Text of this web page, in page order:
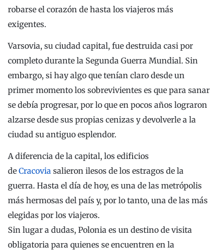
robarse el corazón de hasta los viajeros más
exigentes.
Varsovia, su ciudad capital, fue destruida casi por
completo durante la Segunda Guerra Mundial. Sin
embargo, si hay algo que tenían claro desde un
primer momento los sobrevivientes es que para sanar
se debía progresar, por lo que en pocos años lograron
alzarse desde sus propias cenizas y devolverle a la
ciudad su antiguo esplendor.
A diferencia de la capital, los edificios
de Cracovia salieron ilesos de los estragos de la
guerra. Hasta el día de hoy, es una de las metrópolis
más hermosas del país y, por lo tanto, una de las más
elegidas por los viajeros.
Sin lugar a dudas, Polonia es un destino de visita
obligatoria para quienes se encuentren en la